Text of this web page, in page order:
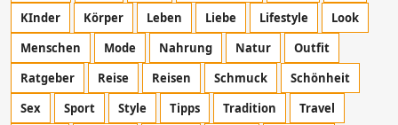
KInder
Körper Leben Liebe Lifestyle
Look
Menschen
Mode Nahrung Natur
Outfit
Ratgeber
Reise Reisen Schmuck
Schönheit
Sex
Sport Style Tipps Tradition Travel